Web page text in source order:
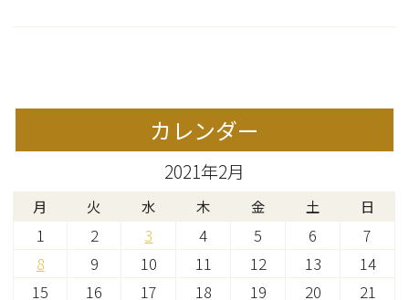
カレンダー
2021年2月
月 火 水 木 金 土 日
1 2 3 4 5 6
7
8
9 10 11 12 13
14
15
16 17 18 19 20
21